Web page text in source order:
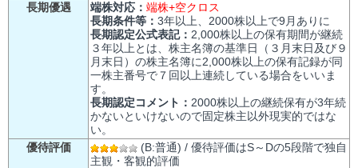
長期優遇 端株対応： 端株+空クロス
長期条件等： 3年以上、2000株以上で9月ありに
長期認定公式表記： 2,000株以上の保有期間が継続
３年以上とは、株主名簿の基準日（３月末日及び９
月末日）の株主名簿に2,000株以上の保有記録が同
一株主番号で７回以上連続している場合をいいま
す。
長期認定コメント： 2000株以上の継続保有が3年続
かないといけないので固定株主以外現実的ではな
い。
優待評価
(B:普通) / 優待評価はS～Dの5段階で独自
主観・客観的評価